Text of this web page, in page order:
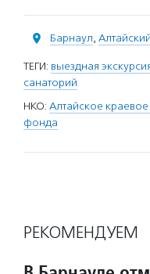
Барнаул,
ТЕГИ: выездная
санаторий
НКО: Алтайское
фонда
РЕКОМЕНДУЕМ